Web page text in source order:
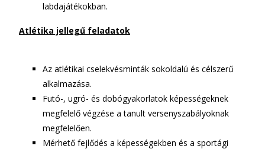
labdajátékokban.
Atlétika jellegű feladatok
Az atlétikai cselekvésminták sokoldalú és célszerű
alkalmazása.
Futó-, ugró- és dobógyakorlatok képességeknek
megfelelő végzése a tanult versenyszabályoknak
megfelelően.
Mérhető fejlődés a képességekben és a sportági